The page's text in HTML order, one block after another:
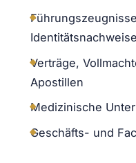
Identitätsnachweise
Verträge,
Apostillen
Medizinische
Geschäfts- und